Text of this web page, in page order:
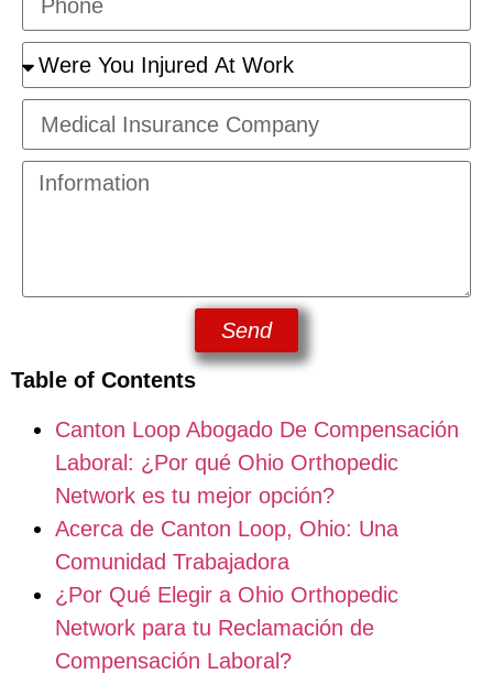
Send
Table of Contents
Canton Loop Abogado De Compensación
Laboral: ¿Por qué Ohio Orthopedic
Network es tu mejor opción?
Acerca de Canton Loop, Ohio: Una
Comunidad Trabajadora
¿Por Qué Elegir a Ohio Orthopedic
Network para tu Reclamación de
Compensación Laboral?